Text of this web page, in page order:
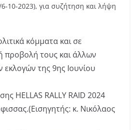
10-2023), για συζήτηση και λήψη
κόμματα και σε
προβολή τους και άλλων
της 9ης Ιουνίου
HELLAS RALLY RAID 2024
κ. Νικόλαος